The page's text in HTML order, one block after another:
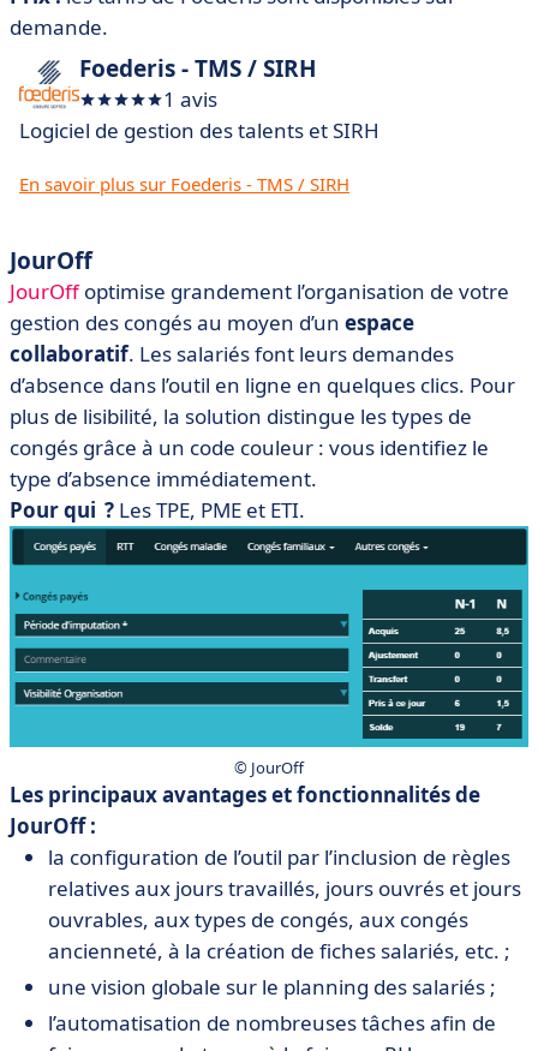
demande.
Foederis - TMS / SIRH
1 avis
Logiciel de gestion des talents et SIRH
En savoir plus sur Foederis - TMS / SIRH
JourOff
JourOffoptimise grandement l’organisation de votre
gestion des congés au moyen d’un espace
collaboratif. Les salariés font leurs demandes
d’absence dans l’outil en ligne en quelques clics. Pour
plus de lisibilité, la solution distingue les types de
congés grâce à un code couleur : vous identifiez le
type d’absence immédiatement.
Pour qui ? Les TPE, PME et ETI.
© JourOff
Les principaux avantages et fonctionnalités de
JourOff :
la configuration de l’outil par l’inclusion de règles
relatives aux jours travaillés, jours ouvrés et jours
ouvrables, aux types de congés, aux congés
ancienneté, à la création de fiches salariés, etc. ;
une vision globale sur le planning des salariés ;
l’automatisation de nombreuses tâches afin de